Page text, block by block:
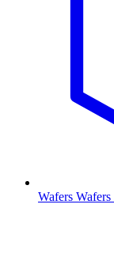
Wafers Wafers